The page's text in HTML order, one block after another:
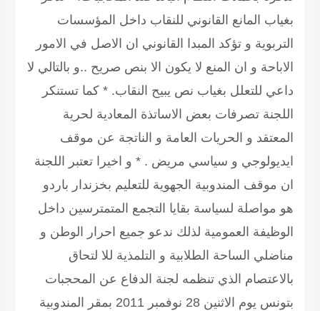
بغياب المانع القانوني للنقاب داخل المؤسسات
التربوية و تؤكد المبدا القانوني ان الاصل في الامور
الاباحة و ان المنع لا يكون الا بنص صريح ..و بالتالي لا
داعي للتعلل بغياب نص يبيح النقاب. * كما تستنكر
اللجنة تصرفات بعض الاساتذة المعادية لحرية
المعتقد و الحريات العامة و الناتجة عن موقف
ايديولوجي و سياسي مريض . * و اخيرا تعتبر اللجنة
ان موقف المندوبية الجهوية للتعليم بخزندار باردو
هو مواصلة لسياسة بقايا التجمع المتمترسين داخل
الوظيفة العمومية لذلك ندعو جميع احرار الوطن و
مناضلي الساحة الطلابية و التلمذية للا لتحاق
بالاعتصام الذي تنظمه لجنة الدفاع عن المحجبات
بتونس يوم الاثنين 28 نوفمبر 2011 بمقر المندوبية